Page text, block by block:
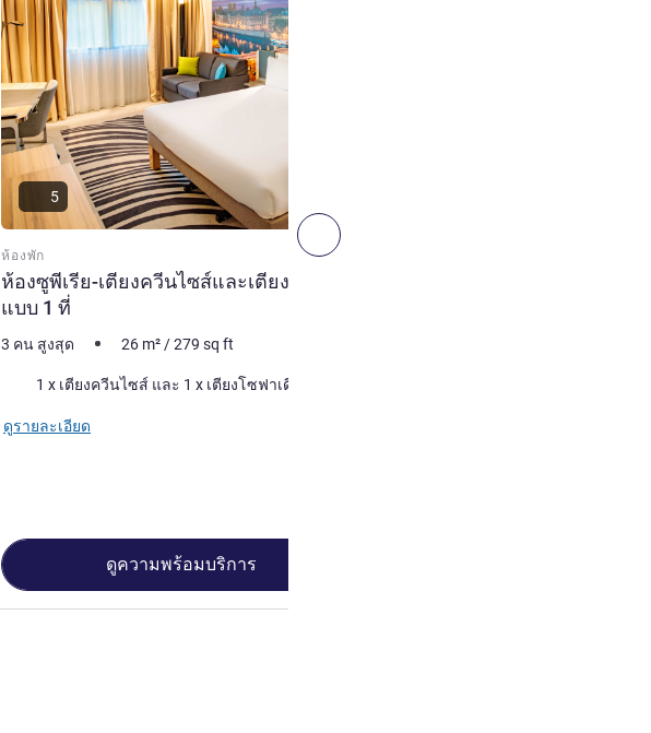
ถัดไป - ห้องพัก
ห้องพัก
ห้องซูพีเรีย-เตียงควีนไซส์และเตียงโซฟา
แบบ 1 ที่
5
3 คน สูงสุด 26 m² /279 sq ft
เครื่องนอน 1 x เตียงควีนไซส์ และ 1 x เตียงโซฟาเดี่ยว
ดูรายละเอียด
ดูความพร้อมบริการ